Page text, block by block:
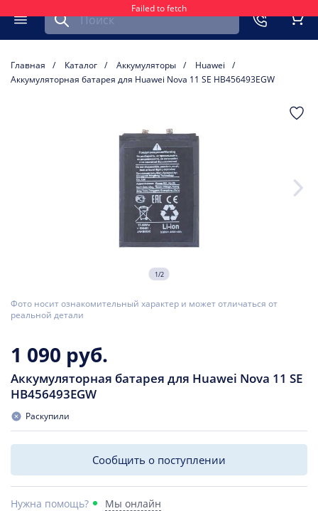
Failed to fetch
Меню
Найти запчасть для мобильного устройства
Главная Каталог Аккумуляторы
Huawei
Аккумуляторная батарея для Huawei Nova 11 SE HB456493EGW
1/2
Фото носит ознакомительный характер и может отличаться от
реальной детали
1 090 руб.
Аккумуляторная батарея для Huawei Nova 11 SE
HB456493EGW
Раскупили
Сообщить о поступлении
Нужна помощь? Мы онлайн